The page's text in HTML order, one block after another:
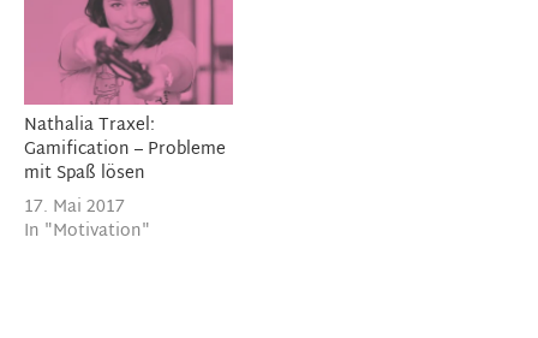
Nathalia Traxel:
Gamification – Probleme
mit Spaß lösen
17. Mai 2017
In "Motivation"